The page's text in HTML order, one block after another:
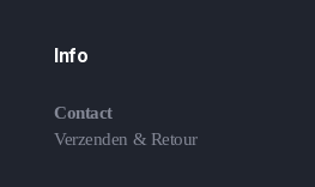
Info
Contact
Verzenden & Retour